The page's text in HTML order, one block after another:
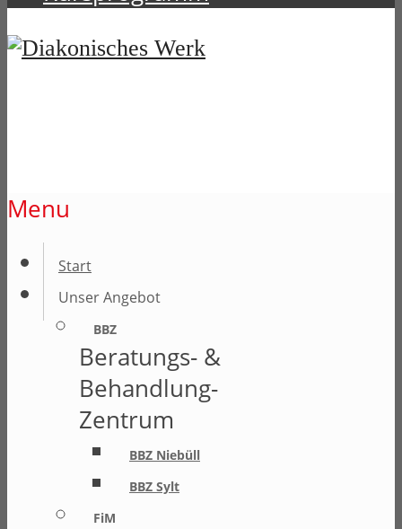
Menu
Start
Unser Angebot
BBZ
Beratungs- &
Behandlung-
Zentrum
BBZ Niebüll
BBZ Sylt
FiM